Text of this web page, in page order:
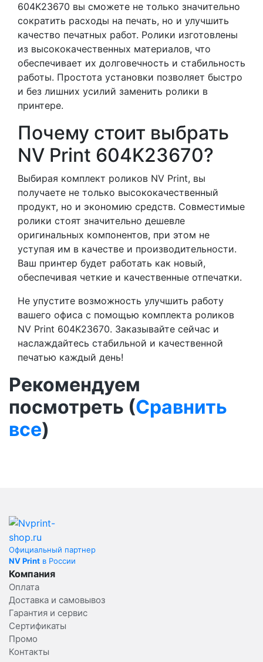
604K23670 вы сможете не только значительно
сократить расходы на печать, но и улучшить
качество печатных работ. Ролики изготовлены
из высококачественных материалов, что
обеспечивает их долговечность и стабильность
работы. Простота установки позволяет быстро
и без лишних усилий заменить ролики в
принтере.
Почему стоит выбрать
NV Print 604K23670?
Выбирая комплект роликов NV Print, вы
получаете не только высококачественный
продукт, но и экономию средств. Совместимые
ролики стоят значительно дешевле
оригинальных компонентов, при этом не
уступая им в качестве и производительности.
Ваш принтер будет работать как новый,
обеспечивая четкие и качественные отпечатки.
Не упустите возможность улучшить работу
вашего офиса с помощью комплекта роликов
NV Print 604K23670. Заказывайте сейчас и
наслаждайтесь стабильной и качественной
печатью каждый день!
Рекомендуем
посмотреть (Сравнить
все)
Официальный партнер
NV Print в России
Компания
Оплата
Доставка и самовывоз
Гарантия и сервис
Сертификаты
Промо
Контакты